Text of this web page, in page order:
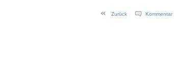
Zurück Kommentar